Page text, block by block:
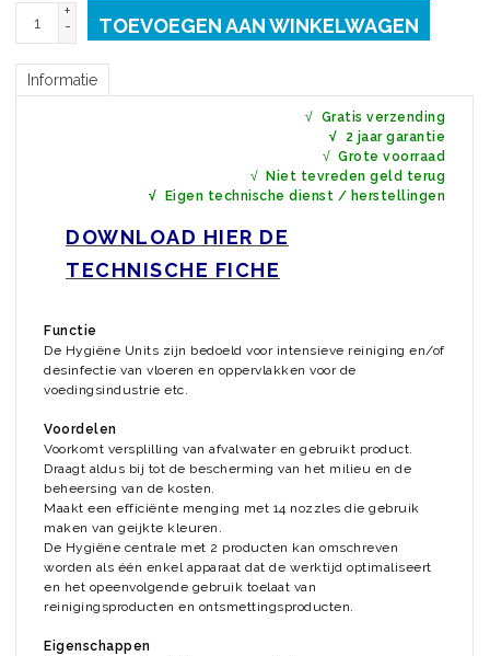
+
-
TOEVOEGEN AAN WINKELWAGEN
Informatie
√ Gratis verzending
√
2 jaar garantie
√ Grote voorraad
√ Niet tevreden geld terug
√ Eigen technische dienst / herstellingen
DOWNLOAD HIER DE
TECHNISCHE FICHE
Functie
De Hygiëne Units zijn bedoeld voor intensieve reiniging en/of
desinfectie van vloeren en oppervlakken voor de
voedingsindustrie etc.
Voordelen
Voorkomt versplilling van afvalwater en gebruikt product.
Draagt aldus bij tot de bescherming van het milieu en de
beheersing van de kosten.
Maakt een efficiënte menging met 14 nozzles die gebruik
maken van geijkte kleuren.
De Hygiëne centrale met 2 producten kan omschreven
worden als één enkel apparaat dat de werktijd optimaliseert
en het opeenvolgende gebruik toelaat van
reinigingsproducten en ontsmettingsproducten.
Eigenschappen